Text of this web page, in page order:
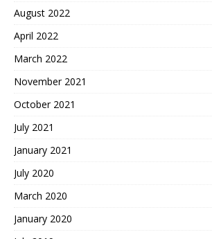
August 2022
April 2022
March 2022
November 2021
October 2021
July 2021
January 2021
July 2020
March 2020
January 2020